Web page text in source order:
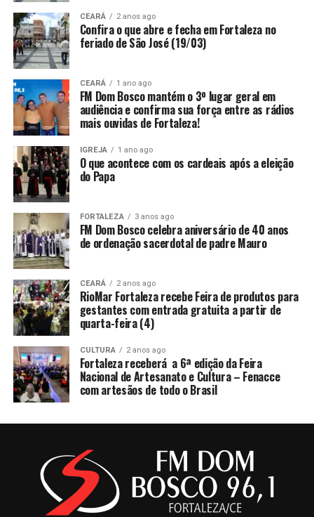
CEARÁ 2 anos ago
Confira o que abre e fecha em Fortaleza no
feriado de São José (19/03)
CEARÁ 1 ano ago
FM Dom Bosco mantém o 3º lugar geral em
audiência e confirma sua força entre as rádios
mais ouvidas de Fortaleza!
IGREJA 1 ano ago
O que acontece com os cardeais após a eleição
do Papa
FORTALEZA 3 anos ago
FM Dom Bosco celebra aniversário de 40 anos
de ordenação sacerdotal de padre Mauro
CEARÁ 2 anos ago
RioMar Fortaleza recebe Feira de produtos para
gestantes com entrada gratuita a partir de
quarta-feira (4)
CULTURA 2 anos ago
Fortaleza receberá a 6ª edição da Feira
Nacional de Artesanato e Cultura – Fenacce
com artesãos de todo o Brasil